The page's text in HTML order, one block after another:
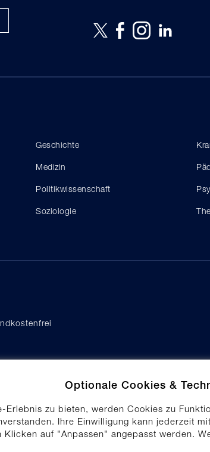
Optionale Cookies &
Erlebnis zu bieten, werden Cookies zu
Ihre Einwilligung kann jederzeit
Klicken auf "Anpassen" angepasst werden.
Geschichte
Medizin
Politikwissenschaft
Soziologie